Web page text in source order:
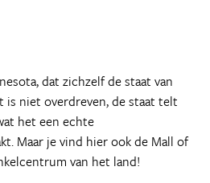
dat zichzelf de staat van
is niet overdreven, de staat telt
het een echte
Maar je vind hier ook de Mall of
van het land!